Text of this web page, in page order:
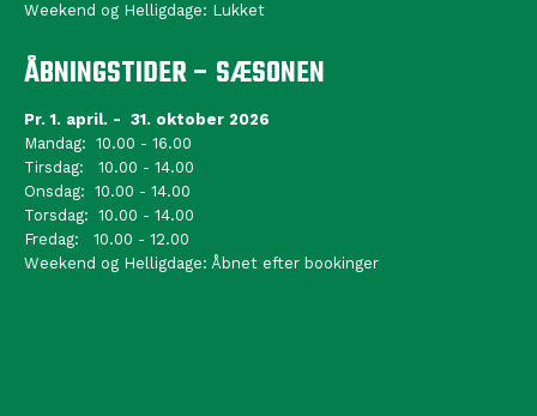
Weekend og Helligdage: Lukket
ÅBNINGSTIDER – SÆSONEN
Pr. 1. april. - 31. oktober 2026
Mandag: 10.00 - 16.00
Tirsdag: 10.00 - 14.00
Onsdag: 10.00 - 14.00
Torsdag: 10.00 - 14.00
Fredag: 10.00 - 12.00
Weekend og Helligdage: Åbnet efter bookinger